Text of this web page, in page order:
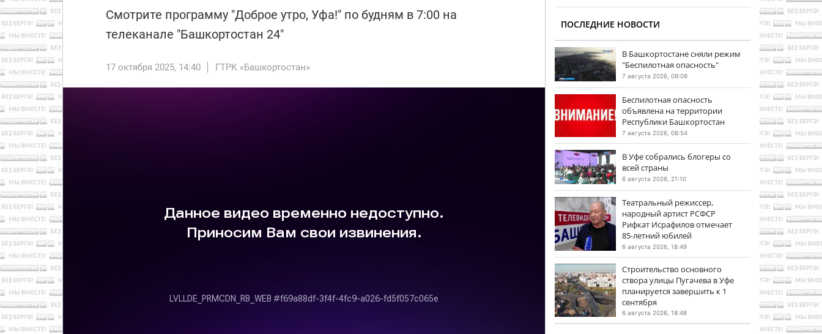
Смотрите программу "Доброе утро, Уфа!" по будням в 7:00 на
телеканале "Башкортостан 24"
17 октября 2025, 14:40 ГТРК «Башкортостан»
ПОСЛЕДНИЕ НОВОСТИ
В Башкортостане сняли режим
"Беспилотная опасность"
7 августа 2026, 09:09
Беспилотная опасность
объявлена на территории
Республики Башкортостан
7 августа 2026, 08:54
В Уфе собрались блогеры со
всей страны
6 августа 2026, 21:10
Театральный режиссер,
народный артист РСФСР
Рифкат Исрафилов отмечает
85-летний юбилей
6 августа 2026, 18:49
Строительство основного
створа улицы Пугачева в Уфе
планируется завершить к 1
сентября
6 августа 2026, 18:48